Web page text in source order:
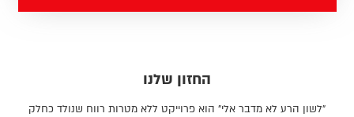
החזון שלנו
"לשון הרע לא מדבר אלי" הוא פרוייקט ללא מטרות רווח שנולד כחלק